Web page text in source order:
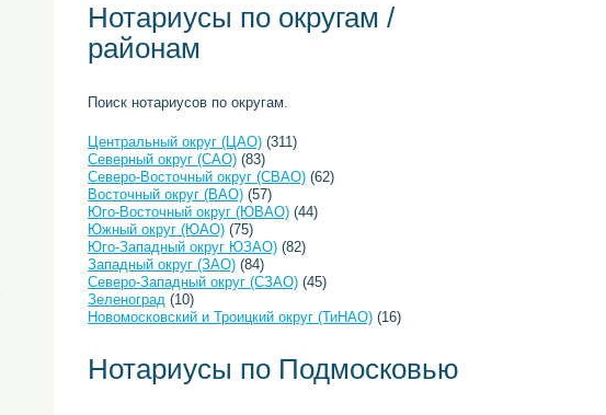
Нотариусы по округам /
районам
Поиск нотариусов по округам.
Центральный округ (ЦАО) (311)
Северный округ (САО) (83)
Северо-Восточный округ (СВАО) (62)
Восточный округ (ВАО) (57)
Юго-Восточный округ (ЮВАО) (44)
Южный округ (ЮАО) (75)
Юго-Западный округ ЮЗАО) (82)
Западный округ (ЗАО) (84)
Северо-Западный округ (СЗАО) (45)
Зеленоград (10)
Новомосковский и Троицкий округ (ТиНАО) (16)
Нотариусы по Подмосковью